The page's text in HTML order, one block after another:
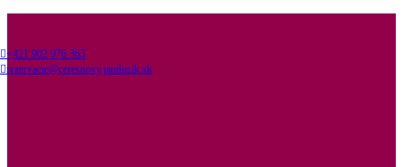
+421 902 976 363
rezervacie@ceresnovy.jandusik.sk